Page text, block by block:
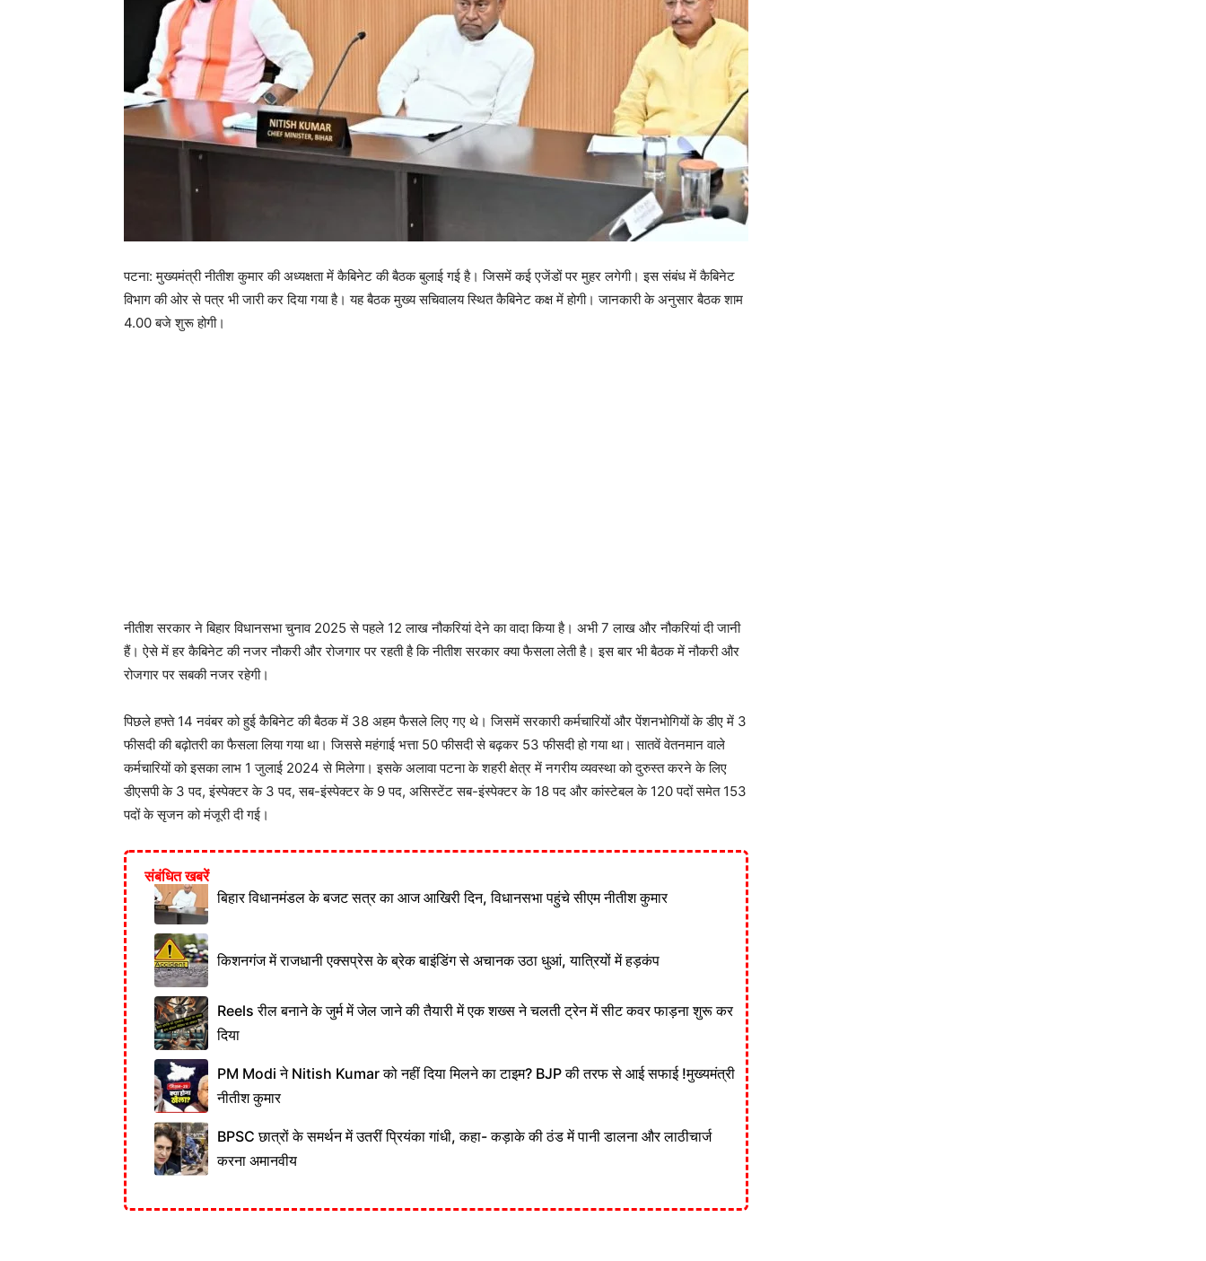
पटना: मुख्यमंत्री नीतीश कुमार की अध्यक्षता में कैबिनेट की बैठक बुलाई गई है। जिसमें कई एजेंडों पर मुहर लगेगी। इस संबंध में कैबिनेट
विभाग की ओर से पत्र भी जारी कर दिया गया है। यह बैठक मुख्य सचिवालय स्थित कैबिनेट कक्ष में होगी। जानकारी के अनुसार बैठक शाम
4.00 बजे शुरू होगी।
नीतीश सरकार ने बिहार विधानसभा चुनाव 2025 से पहले 12 लाख नौकरियां देने का वादा किया है। अभी 7 लाख और नौकरियां दी जानी
हैं। ऐसे में हर कैबिनेट की नजर नौकरी और रोजगार पर रहती है कि नीतीश सरकार क्या फैसला लेती है। इस बार भी बैठक में नौकरी और
रोजगार पर सबकी नजर रहेगी।
पिछले हफ्ते 14 नवंबर को हुई कैबिनेट की बैठक में 38 अहम फैसले लिए गए थे। जिसमें सरकारी कर्मचारियों और पेंशनभोगियों के डीए में 3
फीसदी की बढ़ोतरी का फैसला लिया गया था। जिससे महंगाई भत्ता 50 फीसदी से बढ़कर 53 फीसदी हो गया था। सातवें वेतनमान वाले
कर्मचारियों को इसका लाभ 1 जुलाई 2024 से मिलेगा। इसके अलावा पटना के शहरी क्षेत्र में नगरीय व्यवस्था को दुरुस्त करने के लिए
डीएसपी के 3 पद, इंस्पेक्टर के 3 पद, सब-इंस्पेक्टर के 9 पद, असिस्टेंट सब-इंस्पेक्टर के 18 पद और कांस्टेबल के 120 पदों समेत 153
पदों के सृजन को मंजूरी दी गई।
संबंधित खबरें
बिहार विधानमंडल के बजट सत्र का आज आखिरी दिन, विधानसभा पहुंचे सीएम नीतीश कुमार
किशनगंज में राजधानी एक्सप्रेस के ब्रेक बाइंडिंग से अचानक उठा धुआं, यात्रियों में हड़कंप
Reels रील बनाने के जुर्म में जेल जाने की तैयारी में एक शख्स ने चलती ट्रेन में सीट कवर फाड़ना शुरू कर
दिया
PM Modi ने Nitish Kumar को नहीं दिया मिलने का टाइम? BJP की तरफ से आई सफाई !मुख्यमंत्री
नीतीश कुमार
BPSC छात्रों के समर्थन में उतरीं प्रियंका गांधी, कहा- कड़ाके की ठंड में पानी डालना और लाठीचार्ज
करना अमानवीय